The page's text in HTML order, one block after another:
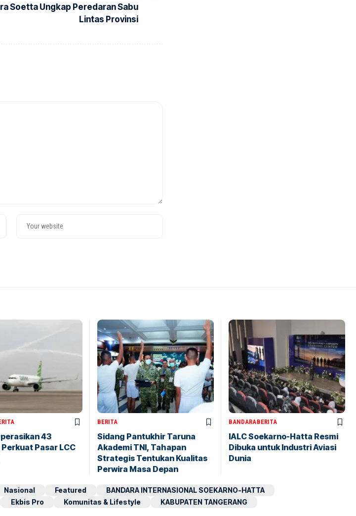
Soetta Ungkap Peredaran Sabu
Lintas Provinsi
43
Pasar LCC
BERITA
Sidang Pantukhir Taruna
Akademi TNI, Tahapan
Strategis Tentukan Kualitas
Perwira Masa Depan
BANDARABERITA
IALC Soekarno-Hatta Resmi
Dibuka untuk Industri Aviasi
Dunia
Nasional Featured
BANDARA INTERNASIONAL SOEKARNO-HATTA
Ekbis Pro Komunitas & Lifestyle KABUPATEN TANGERANG